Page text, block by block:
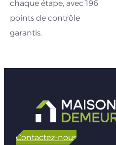
chaque étape, avec 196
points de contrôle
garantis.
Contactez-nous